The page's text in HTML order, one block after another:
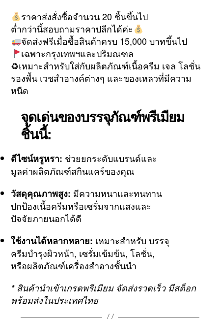
ราคาส่งสั่งซื้อจำนวน 20 ชิ้นขึ้นไป
ต่ำกว่านี้สอบถามราคาปลีกได้ค่ะ
จัดส่งฟรีเมื่อซื้อสินค้าครบ 15,000 บาทขึ้นไป
เฉพาะกรุงเทพฯและปริมณฑล
♻เหมาะสำหรับใส่กับผลิตภัณฑ์เนื้อครีม เจล โลชั่น
รองพื้น เวชสำอางค์ต่างๆ และของเหลวที่มีความ
หนืด
จุดเด่นของบรรจุภัณฑ์พรีเมียม
ชิ้นนี้:
ดีไซน์หรูหรา: ช่วยยกระดับแบรนด์และ
มูลค่าผลิตภัณฑ์สกินแคร์ของคุณ
วัสดุคุณภาพสูง: มีความหนาและทนทาน
ปกป้องเนื้อครีมหรือเซรั่มจากแสงและ
ปัจจัยภายนอกได้ดี
ใช้งานได้หลากหลาย: เหมาะสำหรับ บรรจุ
ครีมบำรุงผิวหน้า, เซรั่มเข้มข้น, โลชั่น,
หรือผลิตภัณฑ์เครื่องสำอางชั้นนำ
* สินค้านำเข้าเกรดพรีเมียม จัดส่งรวดเร็ว มีสต็อก
พร้อมส่งในประเทศไทย